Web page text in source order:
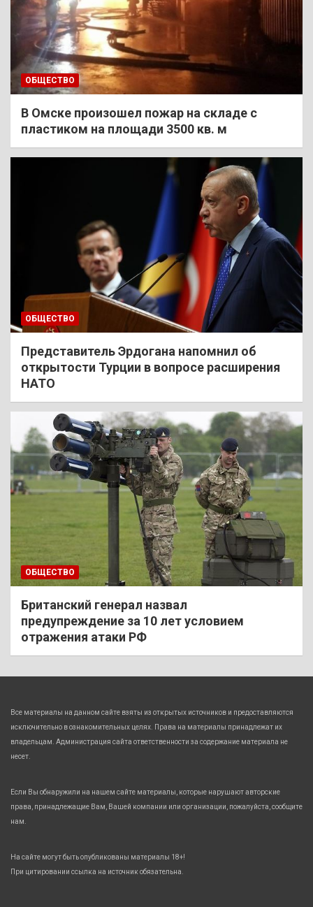
ОБЩЕСТВО
В Омске произошел пожар на складе с
пластиком на площади 3500 кв. м
ОБЩЕСТВО
Представитель Эрдогана напомнил об
открытости Турции в вопросе расширения
НАТО
ОБЩЕСТВО
Британский генерал назвал
предупреждение за 10 лет условием
отражения атаки РФ
Все материалы на данном сайте взяты из открытых источников и предоставляются
исключительно в ознакомительных целях. Права на материалы принадлежат их
владельцам. Администрация сайта ответственности за содержание материала не
несет.
Если Вы обнаружили на нашем сайте материалы, которые нарушают авторские
права, принадлежащие Вам, Вашей компании или организации, пожалуйста, сообщите
нам.
На сайте могут быть опубликованы материалы 18+!
При цитировании ссылка на источник обязательна.